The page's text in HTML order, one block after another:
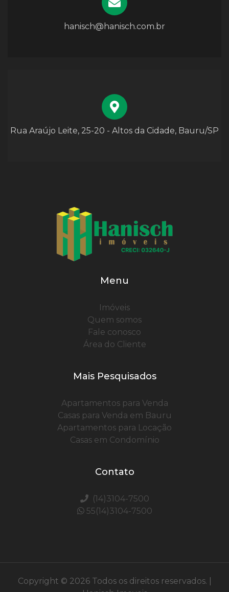
hanisch@hanisch.com.br
Rua Araújo Leite, 25-20 - Altos da Cidade, Bauru/SP
Menu
Imóveis
Quem somos
Fale conosco
Área do Cliente
Mais Pesquisados
Apartamentos para Venda
Casas para Venda em Bauru
Apartamentos para Locação
Casas em Condomínio
Contato
(14)3104-7500
55(14)3104-7500
Copyright © 2026 Todos os direitos reservados. |